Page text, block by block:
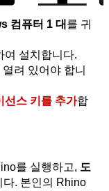
컴퓨터 1 대 를 귀
여 설치합니다.
려 있어야 합니
선스 키를 추가합
를 실행하고, 도
다. 본인의 Rhino